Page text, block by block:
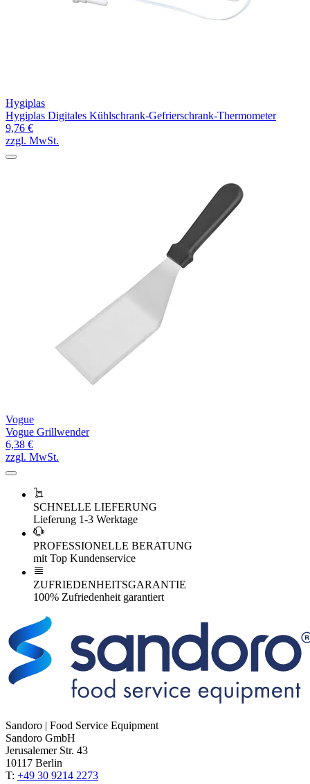
Hygiplas
Hygiplas Digitales Kühlschrank-Gefrierschrank-Thermometer
9,76 €
zzgl. MwSt.
Vogue
Vogue Grillwender
6,38 €
zzgl. MwSt.
SCHNELLE LIEFERUNG
Lieferung 1-3 Werktage
PROFESSIONELLE BERATUNG
mit Top Kundenservice
ZUFRIEDENHEITSGARANTIE
100% Zufriedenheit garantiert
Sandoro | Food Service Equipment
Sandoro GmbH
Jerusalemer Str. 43
10117 Berlin
T: +49 30 9214 2273